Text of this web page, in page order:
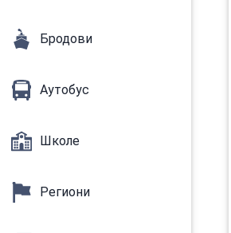
Бродови
Аутобус
Школе
Региони